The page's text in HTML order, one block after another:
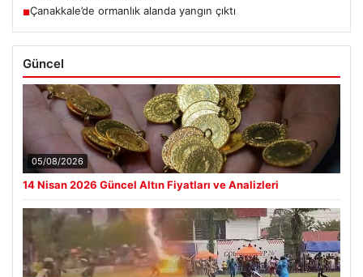
■Çanakkale’de ormanlık alanda yangın çıktı
Güncel
05/08/2026
14 Nisan 2026 Güncel Altın Fiyatları ve Analizleri